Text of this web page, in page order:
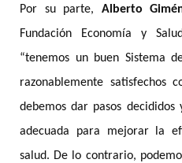
Por su parte, Alberto
Fundación Economía y
“tenemos un buen Sistema
razonablemente satisfechos
debemos dar pasos
adecuada para mejorar la
salud. De lo contrario,